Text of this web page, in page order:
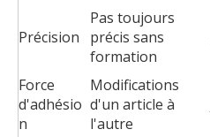
Précision
Pas toujours
précis sans
formation
Force
d'adhésio
n
Modifications
d'un article à
l'autre